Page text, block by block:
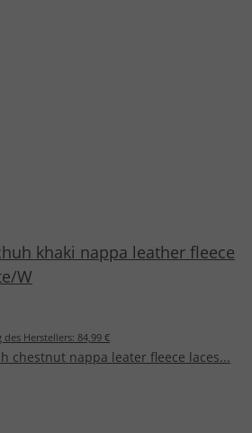
khaki nappa leather fleece
W
Herstellers: 84,99 €